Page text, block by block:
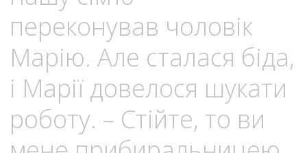
переконував чоловік
Марію. Але сталася бiдa,
і Марії довелося шукати
роботу. – Стійте, то ви